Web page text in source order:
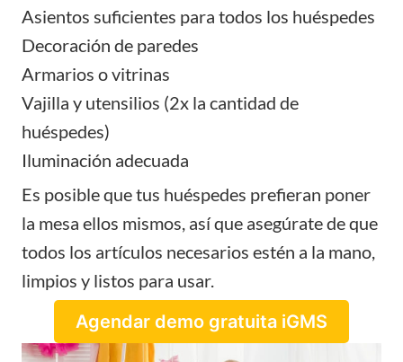
Asientos suficientes para todos los huéspedes
Decoración de paredes
Armarios o vitrinas
Vajilla y utensilios (2x la cantidad de
huéspedes)
Iluminación adecuada
Es posible que tus huéspedes prefieran poner
la mesa ellos mismos, así que asegúrate de que
todos los artículos necesarios estén a la mano,
limpios y listos para usar.
Agendar demo gratuita iGMS